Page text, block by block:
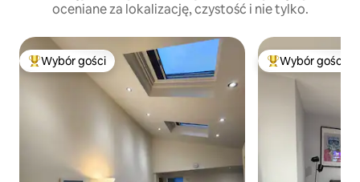
oceniane za lokalizację, czystość i nie tylko.
Najpopularniejsze z kategorii Wybór gości
Wybór gości Wybór gości